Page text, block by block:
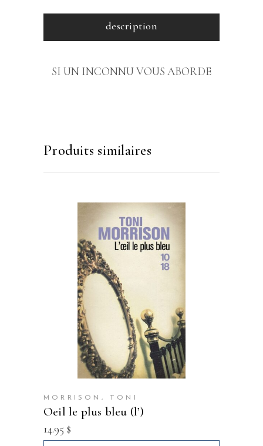
description
SI UN INCONNU VOUS ABORDE
Produits similaires
MORRISON, TONI
oeil le plus bleu (l’)
14.95 $